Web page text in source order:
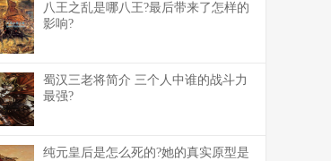
八王之乱是哪八王?最后带来了怎样的
影响?
蜀汉三老将简介 三个人中谁的战斗力
最强?
纯元皇后是怎么死的?她的真实原型是